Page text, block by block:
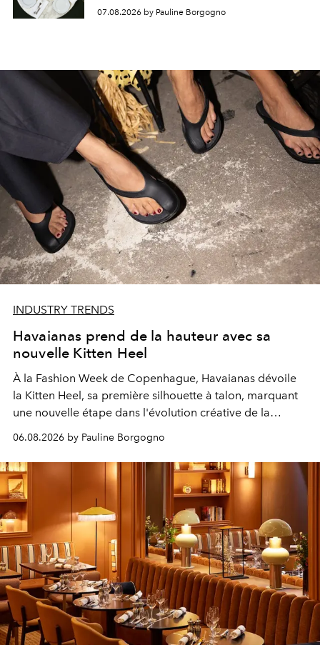
07.08.2026 by Pauline Borgogno
INDUSTRY TRENDS
Havaianas prend de la hauteur avec sa
nouvelle Kitten Heel
À la Fashion Week de Copenhague, Havaianas dévoile
la Kitten Heel, sa première silhouette à talon, marquant
une nouvelle étape dans l'évolution créative de la
06.08.2026 by Pauline Borgogno